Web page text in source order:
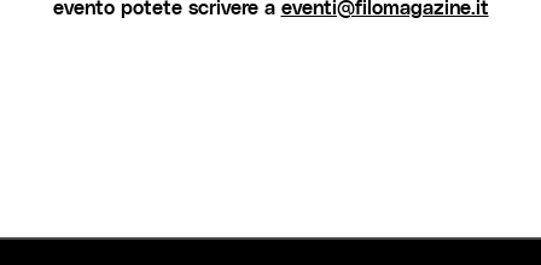
evento potete scrivere a eventi@filomagazine.it